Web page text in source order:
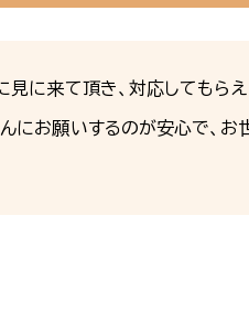
に来て頂き、対応してもらえ
にお願いするのが安心で、お